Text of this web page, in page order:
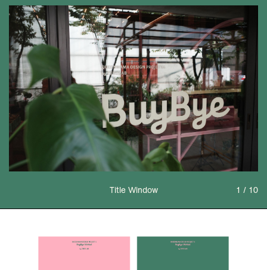
Title Window 1 / 10